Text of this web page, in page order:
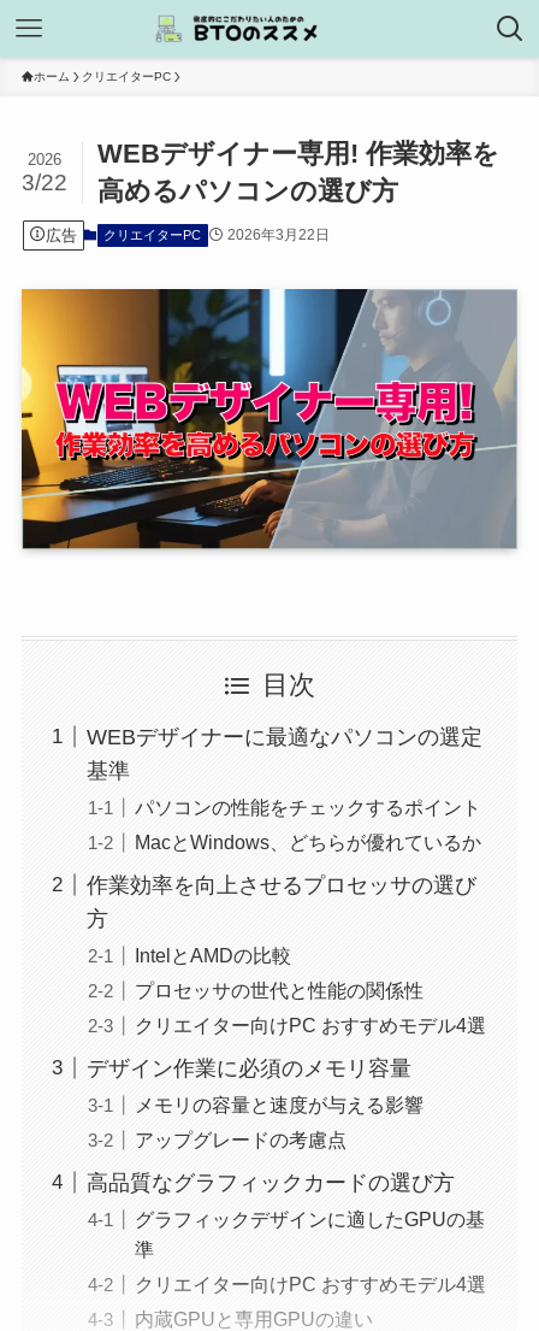
ホーム クリエイターPC
WEBデザイナー専用! 作業効率を
高めるパソコンの選び方
2026
3/22
広告 クリエイターPC 2026年3月22日
目次
WEBデザイナーに最適なパソコンの選定
基準
パソコンの性能をチェックするポイント
MacとWindows、どちらが優れているか
作業効率を向上させるプロセッサの選び
方
IntelとAMDの比較
プロセッサの世代と性能の関係性
クリエイター向けPC おすすめモデル4選
デザイン作業に必須のメモリ容量
メモリの容量と速度が与える影響
アップグレードの考慮点
高品質なグラフィックカードの選び方
グラフィックデザインに適したGPUの基
準
クリエイター向けPC おすすめモデル4選
内蔵GPUと専用GPUの違い